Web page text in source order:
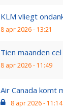
KLM vliegt
8 apr 2026 - 13:21
Tien maanden
8 apr 2026 - 11:49
Air Canada komt
8 apr 2026 - 11:14